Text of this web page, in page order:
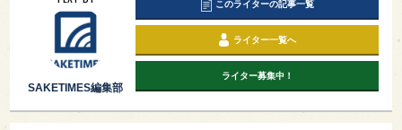
SAKETIMES編集部
このライターの記事一覧
ライター一覧へ
ライター募集中！